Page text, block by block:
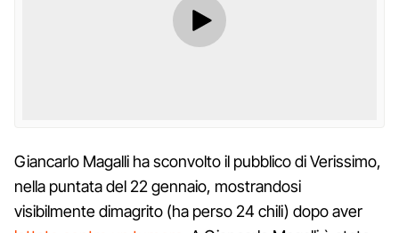
Giancarlo Magalli ha sconvolto il pubblico di Verissimo,
nella puntata del 22 gennaio, mostrandosi
visibilmente dimagrito (ha perso 24 chili) dopo aver